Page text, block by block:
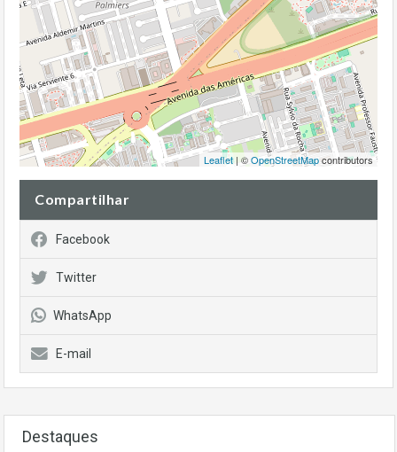
Leaflet| ©OpenStreetMapcontributors
Compartilhar
Facebook
Twitter
WhatsApp
E-mail
Destaques